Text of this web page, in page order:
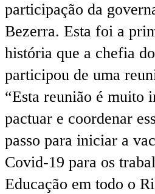
participação da
Bezerra. Esta foi a
história que a chefia
participou de uma
“Esta reunião é muito
pactuar e coordenar
passo para iniciar a
Covid-19 para os
Educação em todo o